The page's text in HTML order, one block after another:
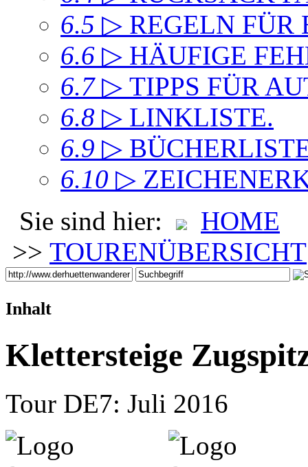
6.5 ▷ REGELN FÜR
6.6 ▷ HÄUFIGE
6.7 ▷ TIPPS FÜR
6.8 ▷ LINKLISTE.
6.9 ▷
6.10 ▷
Sie sind hier:
HOME
>> TOURENÜBERSICHT
Inhalt
Klettersteige
Tour DE7: Juli 2016